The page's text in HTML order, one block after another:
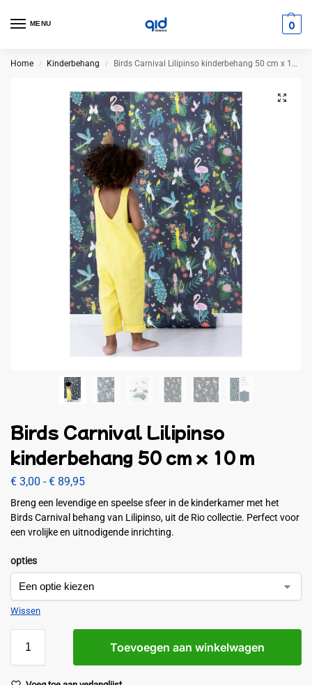
MENU 0
Home / Kinderbehang / Birds Carnival Lilipinso kinderbehang 50 cm x 10 m
Birds Carnival Lilipinso
kinderbehang 50 cm x 10 m
€ 3,00 - € 89,95
Breng een levendige en speelse sfeer in de kinderkamer met het
Birds Carnival behang van Lilipinso, uit de Rio collectie. Perfect voor
een vrolijke en uitnodigende inrichting.
opties
Wissen
Toevoegen aan winkelwagen